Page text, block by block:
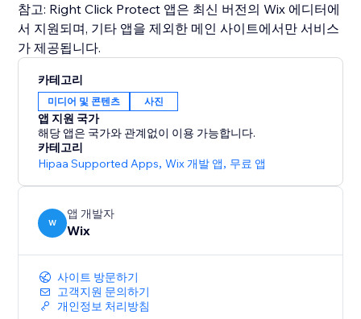
참고: Right Click Protect 앱은 최신 버전의 Wix 에디터에
서 지원되며, 기타 앱을 제외한 메인 사이트에서만 서비스
카테고리
미디어 및 콘텐츠 사진
앱 지원 국가
해당 앱은 국가와 관계없이 이용 가능합니다.
카테고리
Hipaa Supported Apps,Wix 개발 앱, 무료 앱
W
앱 개발자
Wix
사이트 방문하기
고객지원 문의하기
개인정보 처리방침